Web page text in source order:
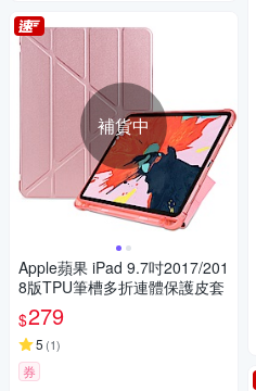
補貨中
Apple蘋果 iPad 9.7吋2017/201
8版TPU筆槽多折連體保護皮套
$279
5 (1)
券